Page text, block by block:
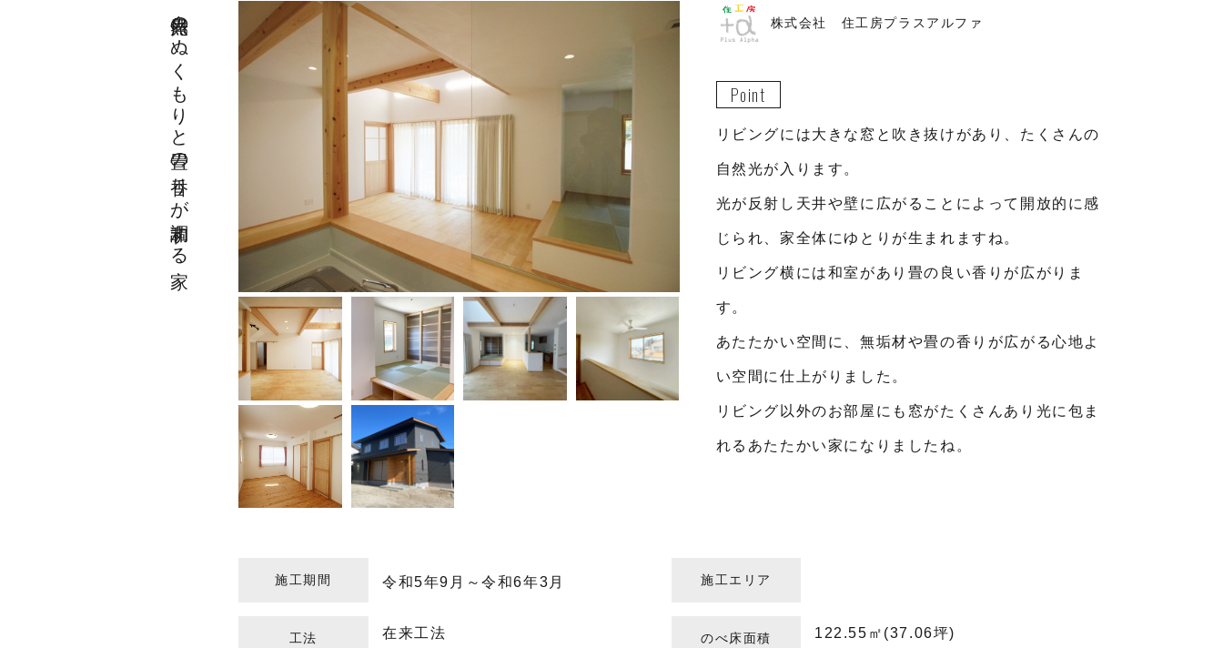
自然光のぬくもりと畳の香りが調和する家 株式会社 住工房プラスアルファ
Point
リビングには大きな窓と吹き抜けがあり、たくさんの
自然光が入ります。
光が反射し天井や壁に広がることによって開放的に感
じられ、家全体にゆとりが生まれますね。
リビング横には和室があり畳の良い香りが広がりま
す。
あたたかい空間に、無垢材や畳の香りが広がる心地よ
い空間に仕上がりました。
リビング以外のお部屋にも窓がたくさんあり光に包ま
れるあたたかい家になりましたね。
施工期間 令和5年9月～令和6年3月 施工エリア
工法 在来工法 のべ床面積 122.55㎡(37.06坪)